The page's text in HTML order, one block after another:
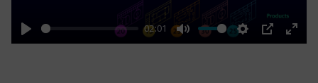
Play
02:01
Mute Settings
PIP
Enter